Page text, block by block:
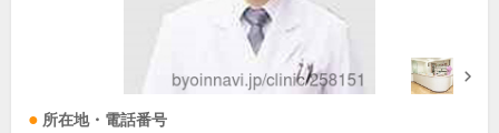
所在地・電話番号